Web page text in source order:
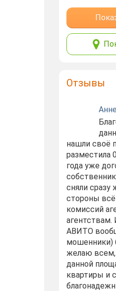
Отзывы
нашли своё
разместила
года уже
сняли сразу
стороны всё
комиссий
агентствам.
АВИТО
мошенники)
желаю всем,
данной
квартиры и